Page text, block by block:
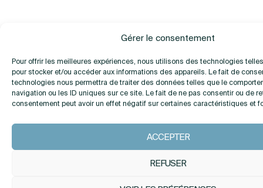
Gérer le consentement
Pour offrir les meilleures expériences, nous utilisons des technologies
pour stocker et/ou accéder aux informations des appareils. Le fait de
technologies nous permettra de traiter des données telles que le
navigation ou les ID uniques sur ce site. Le fait de ne pas consentir ou de
consentement peut avoir un effet négatif sur certaines caractéristiques et
ACCEPTER
REFUSER